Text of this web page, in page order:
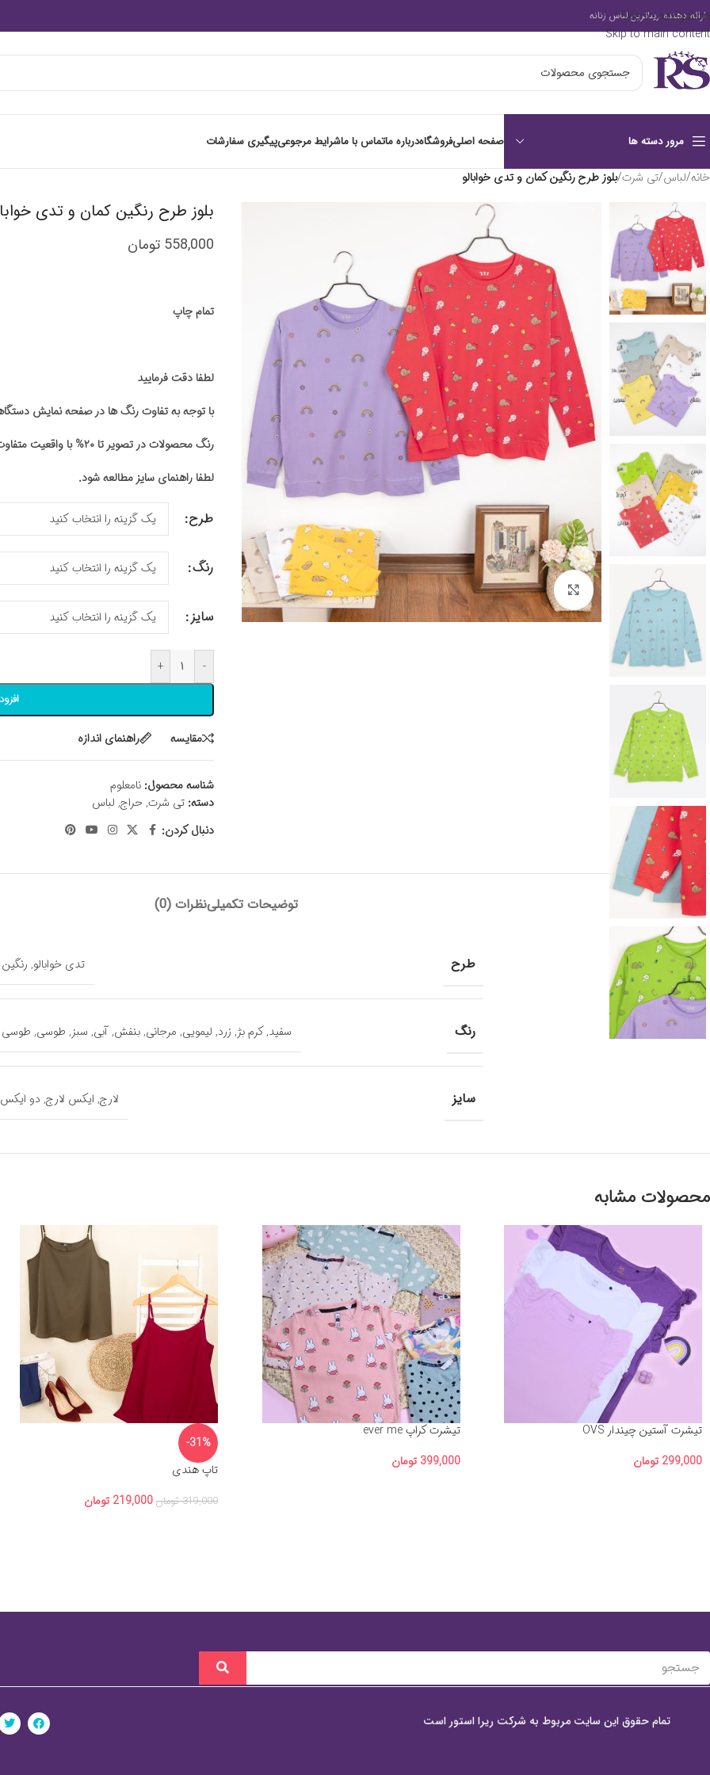
Skip to navigation
Skip to main content
ارائه دهنده زیباترین لباس زنانه
مرور دسته ها صفحه اصلیفروشگاهدرباره ماتماس با ماشرایط مرجوعیپیگیری سفارشات
خانه/لباس/تی شرت/بلوز طرح رنگین کمان و تدی خوابالو
برای بزرگنمایی کلیک کنید
بلوز طرح رنگین کمان و تدی
558,000 تومان
تمام چاپ
لطفا دقت فرمایید
با توجه به تفاوت رنگ ها در صفحه نمایش
رنگ محصولات در تصویر تا ۲۰% با واقعیت متفاوت باشد
لطفا راهنمای سایز مطالعه شود.
طرح
رنگ
سایز
-
+
مقايسه راهنمای اندازه
شناسه محصول: نامعلوم
دسته: تی شرت,حراج, لباس
دنبال کردن:
توضیحات تکمیلینظرات (0)
طرح تدی خوابالو,
رنگ سفید,کرم بژ, زرد, لیمویی, مرجانی,بنفش,آبی, سبز, طوسی, طوسی
سایز لارج, ایکس لارج,دو ایکس
محصولات مشابه
تیشرت آستین چیندار OVS
299,000 تومان
تیشرت کراپ ever me
399,000 تومان
-31%
تاپ هندی
319,000 تومان 219,000 تومان
تمام حقوق این سایت مربوط به شرکت ریرا استور است